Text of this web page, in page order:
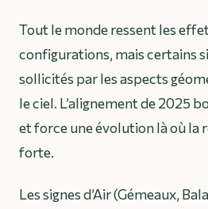
Tout le monde ressent les
configurations, mais certains
sollicités par les aspects
le ciel. L’alignement de 2025
et force une évolution là où la
forte.
Les signes d’Air (Gémeaux,